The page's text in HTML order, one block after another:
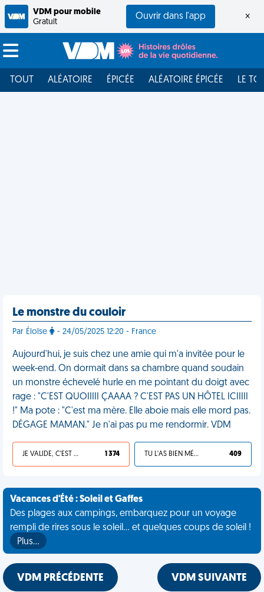
VDM pour mobile
Gratuit
Ouvrir dans l'app ×
TOUT ALÉATOIRE ÉPICÉE ALÉATOIRE ÉPICÉE LE
Le monstre du couloir
Par Éloïse - 24/05/2025 12:20 - France
Aujourd'hui, je suis chez une amie qui m'a invitée pour le
week-end. On dormait dans sa chambre quand soudain
un monstre échevelé hurle en me pointant du doigt avec
rage : "C'EST QUOIIIII ÇAAAA ? C'EST PAS UN HÔTEL ICIIIII
!" Ma pote : "C'est ma mère. Elle aboie mais elle mord pas.
DÉGAGE MAMAN." Je n'ai pas pu me rendormir. VDM
JE VALIDE, C'EST UNE VDM 1 374 TU L'AS BIEN MÉRITÉ 409
Vacances d'Été : Soleil et Gaffes
Des plages aux campings, embarquez pour un voyage
rempli de rires sous le soleil... et quelques coups de soleil !
Plus…
VDM PRÉCÉDENTE VDM SUIVANTE